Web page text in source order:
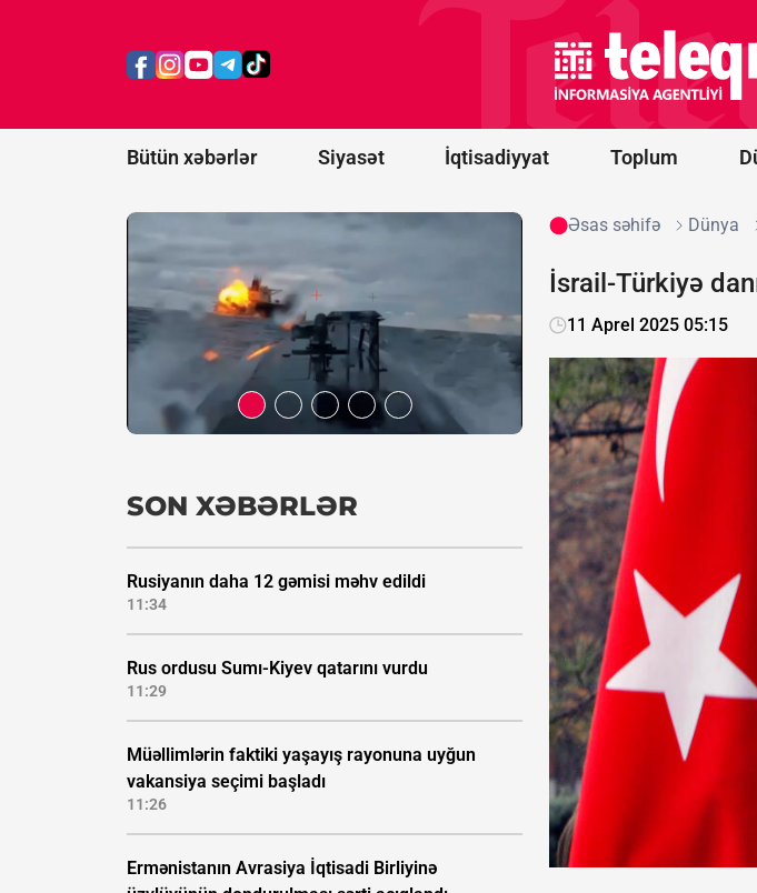
Bütün xəbərlər Siyasət İqtisadiyyat Toplum
daha 12
edildi
saatlıq
müzakirədən
sonra PKK
ilə bağlı
qanun
təsdiqləndi
SON XƏBƏRLƏR
Rusiyanın daha 12 gəmisi məhv edildi
11:34
Rus ordusu Sumı-Kiyev qatarını vurdu
11:29
Müəllimlərin faktiki yaşayış rayonuna uyğun
vakansiya seçimi başladı
11:26
Ermənistanın Avrasiya İqtisadi Birliyinə
Əsas səhifə Dünya
İsrail-Türkiyə
11 Aprel 2025 05:15